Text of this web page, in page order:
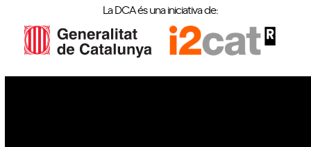
La DCA és una iniciativa de: